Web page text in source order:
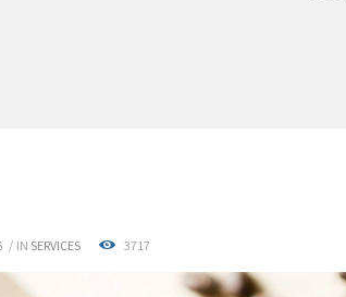
IN SERVICES 3717